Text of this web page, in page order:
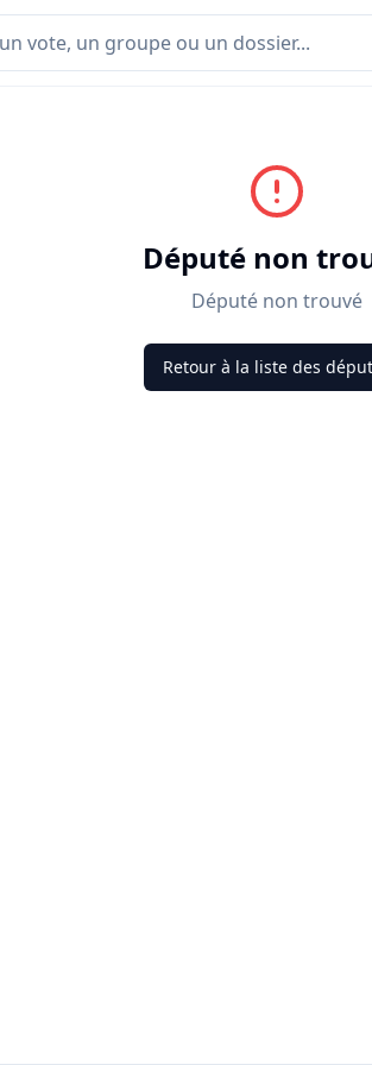
Député non
Député non trouvé
Retour à la liste des